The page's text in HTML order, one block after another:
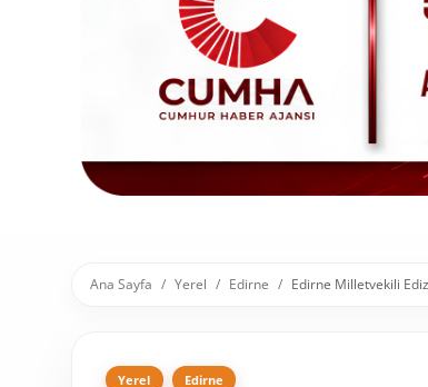
Sivil Toplum Kuruluşları
Kamu Kurumları ve Üst Kurullar
Resmi Reklamlar
Ana Sayfa Yerel Edirne Edirne Milletvekili
Yerel Edirne